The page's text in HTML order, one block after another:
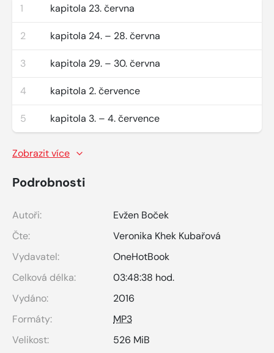
1 kapitola 23. června
2 kapitola 24. – 28. června
3 kapitola 29. – 30. června
4 kapitola 2. července
5 kapitola 3. – 4. července
Zobrazit více
Podrobnosti
Autoři:
Evžen Boček
Čte:
Veronika Khek Kubařová
Vydavatel:
OneHotBook
Celková délka:
03:48:38 hod.
Vydáno:
2016
Formáty:
MP3
Velikost:
526 MiB